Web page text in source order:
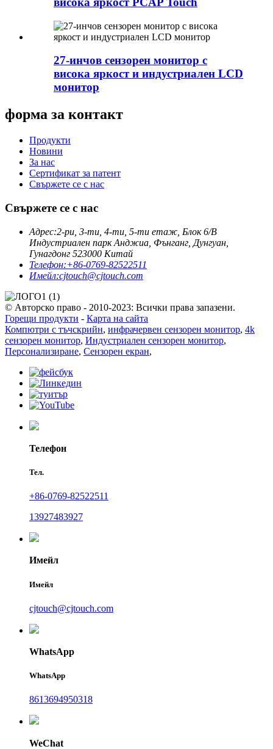
27-инчов сензорен монитор с
висока яркост и индустриален LCD
монитор
форма за контакт
Продукти
Новини
За нас
Сертификат за патент
Свържете се с нас
Свържете се с нас
Адрес:2-ри, 3-ти, 4-ти, 5-ти етаж, Блок 6/B
Индустриален парк Анджиа, Фънганг, Дунгуан,
Гунагдонг 523000 Китай
Телефон:+86-0769-82522511
Имейл:cjtouch@cjtouch.com
© Авторско право - 2010-2023: Всички права запазени.
Горещи продукти - Карта на сайта
Компютри с тъчскрийн, инфрачервен сензорен монитор, 4k
сензорен монитор, Индустриален сензорен монитор,
Персонализиране, Сензорен екран,
Телефон
Тел.
+86-0769-82522511
13927483927
Имейл
Имейл
cjtouch@cjtouch.com
WhatsApp
WhatsApp
8613694950318
WeChat